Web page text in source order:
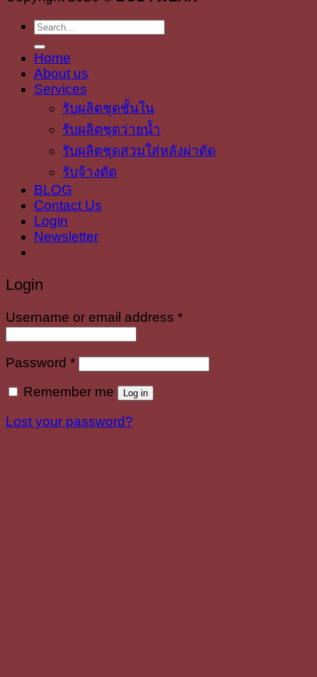
Search
Home
About us
Services
รับผลิตชุดชั้นใน
รับผลิตชุดว่ายน้ำ
รับผลิตชุดสวมใส่หลังผ่าตัด
รับจ้างตัด
BLOG
Contact Us
Login
Newsletter
Login
Username or email address *Required
Password *Required
Remember me Log in
Lost your password?